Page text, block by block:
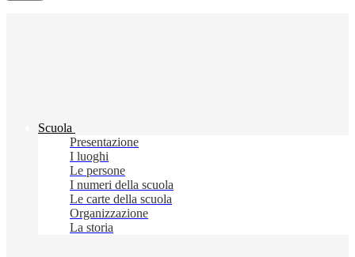
Scuola
Presentazione
I luoghi
Le persone
I numeri della scuola
Le carte della scuola
Organizzazione
La storia